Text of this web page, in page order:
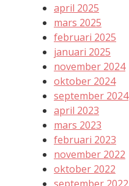
april 2025
mars 2025
februari 2025
januari 2025
november 2024
oktober 2024
september 2024
april 2023
mars 2023
februari 2023
november 2022
oktober 2022